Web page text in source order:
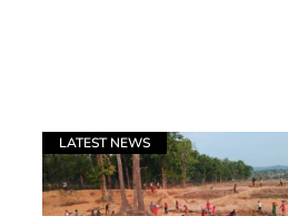
LATEST NEWS